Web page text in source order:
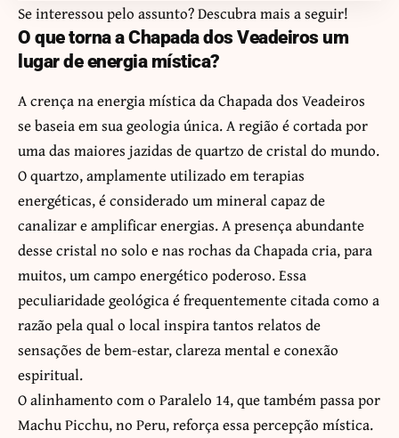
Se interessou pelo assunto? Descubra mais a seguir!
O que torna a Chapada dos Veadeiros um
lugar de energia mística?
A crença na energia mística da Chapada dos Veadeiros
se baseia em sua geologia única. A região é cortada por
uma das maiores jazidas de quartzo de cristal do mundo.
O quartzo, amplamente utilizado em terapias
energéticas, é considerado um mineral capaz de
canalizar e amplificar energias. A presença abundante
desse cristal no solo e nas rochas da Chapada cria, para
muitos, um campo energético poderoso. Essa
peculiaridade geológica é frequentemente citada como a
razão pela qual o local inspira tantos relatos de
sensações de bem-estar, clareza mental e conexão
espiritual.
O alinhamento com o Paralelo 14, que também passa por
Machu Picchu, no Peru, reforça essa percepção mística.